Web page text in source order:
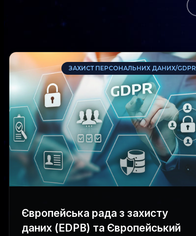
ЗАХИСТ ПЕРСОНАЛЬНИХ ДАНИХ/GDPR
Європейська рада з захисту
даних (EDPB) та Європейський